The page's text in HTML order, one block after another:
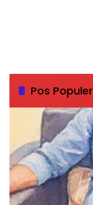
Pos Populer